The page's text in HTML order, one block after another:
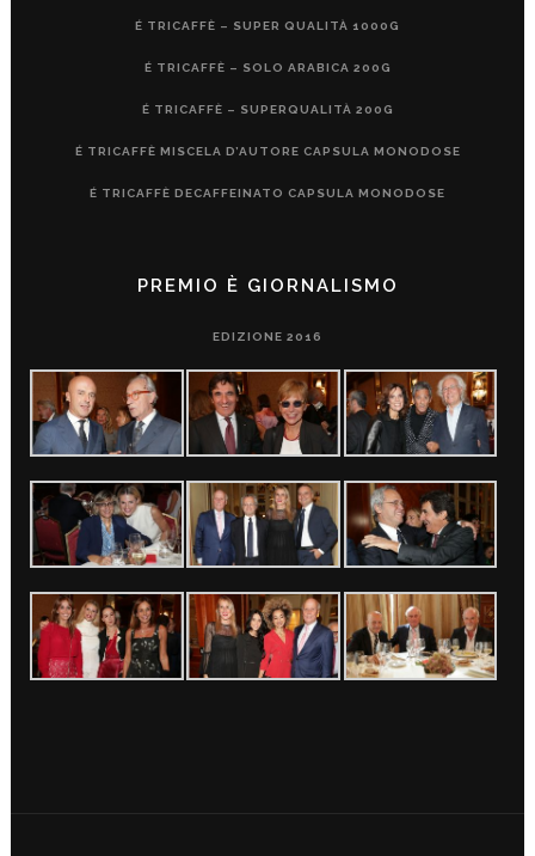
É TRICAFFÈ – SUPER QUALITÀ 1000G
É TRICAFFÈ – SOLO ARABICA 200G
É TRICAFFÈ – SUPERQUALITÀ 200G
É TRICAFFÈ MISCELA D’AUTORE CAPSULA MONODOSE
É TRICAFFÈ DECAFFEINATO CAPSULA MONODOSE
PREMIO È GIORNALISMO
EDIZIONE 2016